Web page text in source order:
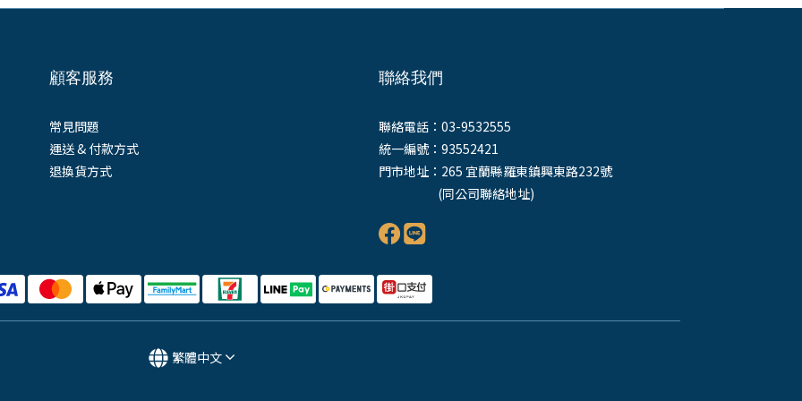
顧客服務
常見問題
運送 & 付款方式
退換貨方式
聯絡我們
聯絡電話：03-9532555
統一編號：93552421
門市地址：265 宜蘭縣羅東鎮興東路232號
(同公司聯絡地址)
繁體中文